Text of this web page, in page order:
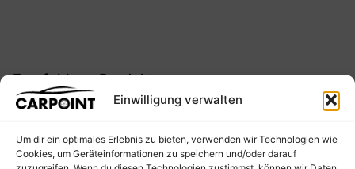
Einwilligung verwalten
Um dir ein optimales Erlebnis zu bieten, verwenden wir Technologien wie
Cookies, um Geräteinformationen zu speichern und/oder darauf
Empfohlene Produkte